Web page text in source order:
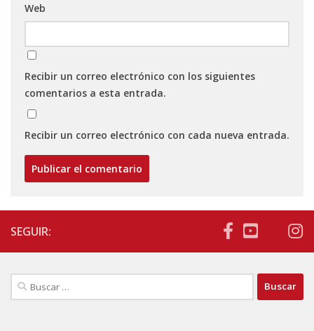
Web
Recibir un correo electrónico con los siguientes
comentarios a esta entrada.
Recibir un correo electrónico con cada nueva entrada.
SEGUIR:
Buscar: